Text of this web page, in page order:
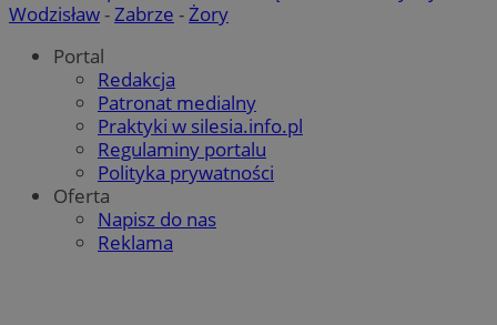
Wodzisław-Zabrze -Żory
Portal
Redakcja
Patronat medialny
Praktyki w silesia.info.pl
Regulaminy portalu
Polityka prywatności
Oferta
Napisz do nas
Reklama